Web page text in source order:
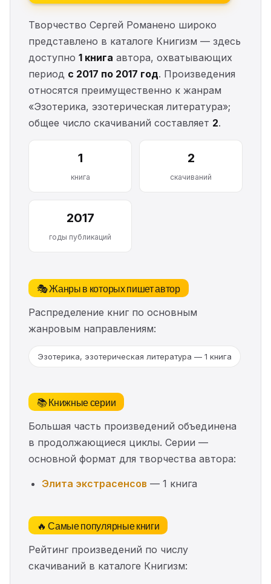
Творчество Сергей Романено широко
представлено в каталоге Книгизм — здесь
доступно 1 книга автора, охватывающих
период с 2017 по 2017 год. Произведения
относятся преимущественно к жанрам
«Эзотерика, эзотерическая литература»;
общее число скачиваний составляет 2.
1
книга
2
скачиваний
2017
годы публикаций
🎭 Жанры в которых пишет автор
Распределение книг по основным
жанровым направлениям:
Эзотерика, эзотерическая литература — 1 книга
📚 Книжные серии
Большая часть произведений объединена
в продолжающиеся циклы. Серии —
основной формат для творчества автора:
Элита экстрасенсов — 1 книга
🔥 Самые популярные книги
Рейтинг произведений по числу
скачиваний в каталоге Книгизм: